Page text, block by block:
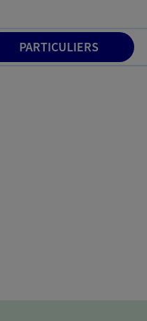
PARTICULIERS